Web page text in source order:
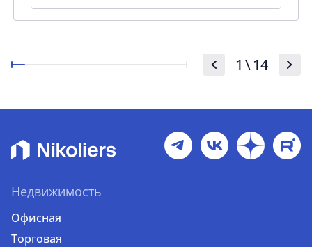
1 \14
Недвижимость
Офисная
Торговая